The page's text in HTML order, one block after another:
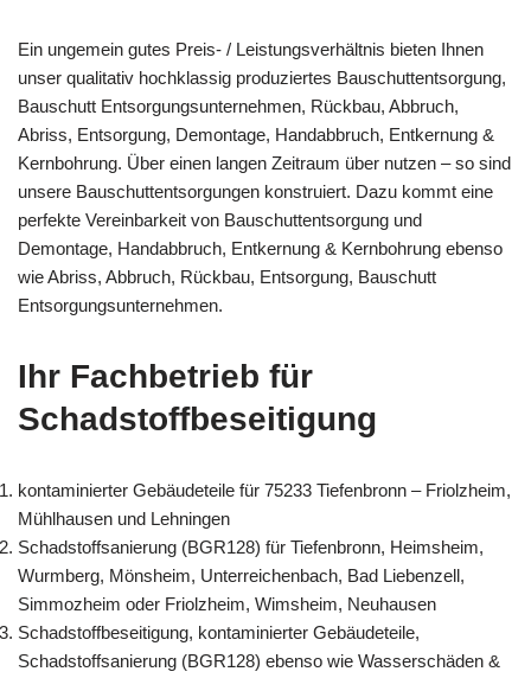
Ein ungemein gutes Preis- / Leistungsverhältnis bieten Ihnen
unser qualitativ hochklassig produziertes Bauschuttentsorgung,
Bauschutt Entsorgungsunternehmen, Rückbau, Abbruch,
Abriss, Entsorgung, Demontage, Handabbruch, Entkernung &
Kernbohrung. Über einen langen Zeitraum über nutzen – so sind
unsere Bauschuttentsorgungen konstruiert. Dazu kommt eine
perfekte Vereinbarkeit von Bauschuttentsorgung und
Demontage, Handabbruch, Entkernung & Kernbohrung ebenso
wie Abriss, Abbruch, Rückbau, Entsorgung, Bauschutt
Entsorgungsunternehmen.
Ihr Fachbetrieb für
Schadstoffbeseitigung
kontaminierter Gebäudeteile für 75233 Tiefenbronn – Friolzheim,
Mühlhausen und Lehningen
Schadstoffsanierung (BGR128) für Tiefenbronn, Heimsheim,
Wurmberg, Mönsheim, Unterreichenbach, Bad Liebenzell,
Simmozheim oder Friolzheim, Wimsheim, Neuhausen
Schadstoffbeseitigung, kontaminierter Gebäudeteile,
Schadstoffsanierung (BGR128) ebenso wie Wasserschäden &